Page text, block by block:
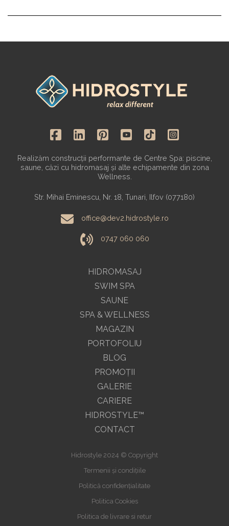
HIDROMASAJ
SWIM SPA
SAUNE
SPA & WELLNESS
MAGAZIN
Realizăm construcții performante de Centre Spa: piscine,
saune, căzi cu hidromasaj și alte echipamente din zona
Wellness.
Str. Mihai Eminescu, Nr. 18, Tunari, Ilfov (077180)
office@dev2.hidrostyle.ro
0747 060 060
PORTOFOLIU
BLOG
PROMOŢII
GALERIE
CARIERE
HIDROSTYLE™
CONTACT
Hidrostyle 2024 © Copyright
Termenii și condițiile
Politică confidențialitate
Politica Cookies
Politica de livrare si retur